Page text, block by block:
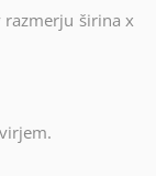
razmerju širina x